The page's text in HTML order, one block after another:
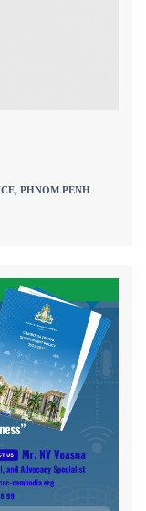
PHNOM PENH